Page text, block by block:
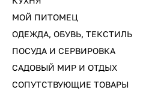
МОЙ ПИТОМЕЦ
ОДЕЖДА, ОБУВЬ, ТЕКСТИЛЬ
ПОСУДА И СЕРВИРОВКА
САДОВЫЙ МИР И ОТДЫХ
СОПУТСТВУЮЩИЕ ТОВАРЫ